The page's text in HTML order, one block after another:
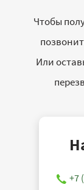
Чтобы
Или
+7